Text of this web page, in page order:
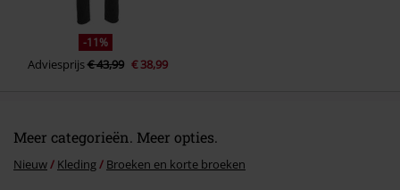
-11%
Adviesprijs€ 43,99 € 38,99
Meer categorieën. Meer opties.
Nieuw Kleding Broeken en korte broeken